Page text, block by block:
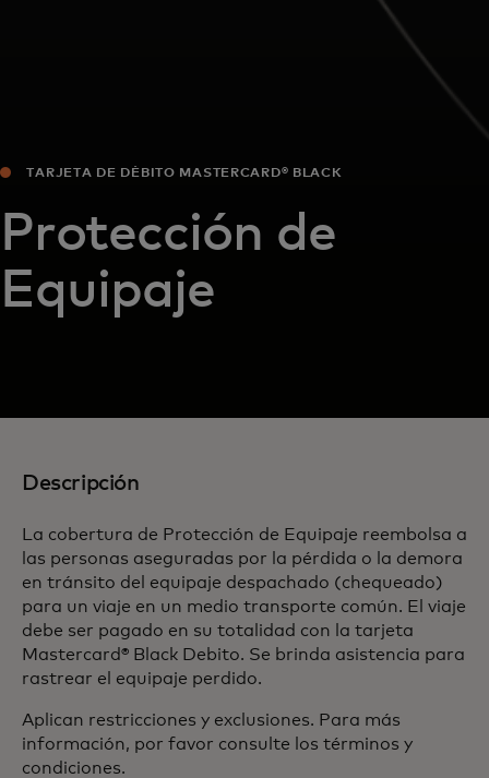
TARJETA DE DÉBITO MASTERCARD® BLACK
Protección de
Equipaje
Descripción
La cobertura de Protección de Equipaje reembolsa a
las personas aseguradas por la pérdida o la demora
en tránsito del equipaje despachado (chequeado)
para un viaje en un medio transporte común. El viaje
debe ser pagado en su totalidad con la tarjeta
Mastercard® Black Debito. Se brinda asistencia para
rastrear el equipaje perdido.
Aplican restricciones y exclusiones. Para más
información, por favor consulte los términos y
condiciones.